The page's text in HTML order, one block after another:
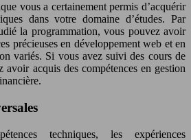
vous a certainement permis d’acquérir
dans votre domaine d’études. Par
la programmation, vous pouvez avoir
précieuses en développement web et en
variés. Si vous avez suivi des cours de
acquis des compétences en gestion
techniques, les expériences